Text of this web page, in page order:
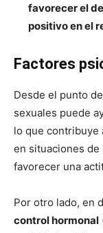
favorecer el
positivo en el
Factores
Desde el punto
sexuales puede
lo que contribuye
en situaciones
favorecer una
Por otro lado, en
control hormonal